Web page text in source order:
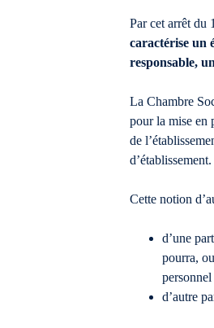
Par cet arrêt du
caractérise un
responsable,
La Chambre
pour la mise en
de
d’établissement.
Cette notion
d’une
pourra,
d’autre